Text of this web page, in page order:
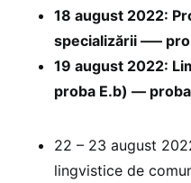
18 august 2022:
specializării —–
19 august 2022:
proba E.b) —
22 – 23 august
lingvistice de